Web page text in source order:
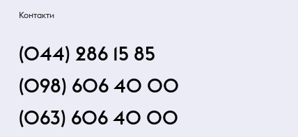
Контакти
(044) 286 15 85
(098) 606 40 00
(063) 606 40 00